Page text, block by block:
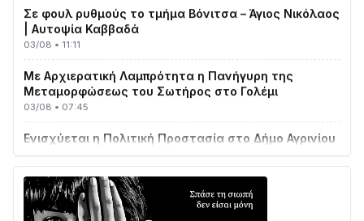
| Αυτοψία Καββαδά
03/08 • 11:11
Μεταμορφώσεως του Σωτήρος στο Γολέμι
03/08 • 07:45
με δύο νέα υδροφόρα οχήματα
Διαβάστε την «Ναυπακτία» που κυκλοφορεί
31/07 • 08:16